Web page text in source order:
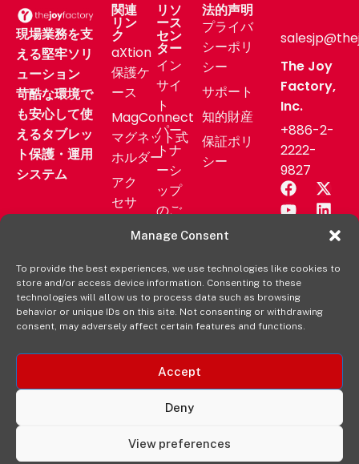
Manage Consent
To provide the best experiences, we use technologies like cookies to
store and/or access device information. Consenting to these
technologies will allow us to process data such as browsing
behavior or unique IDs on this site. Not consenting or withdrawing
consent, may adversely affect certain features and functions.
Accept
Deny
View preferences
現場業務を支
える堅牢ソリ
ューション
苛酷な環境で
も安心して使
えるタブレッ
ト保護・運用
システム
関連
リン
ク
aXtion
保護ケ
ース
MagConnect
マグネット式
ホルダー
アク
セサ
用製
品
aXtion
の各製
品を購
リソ
ース
セン
ター
イン
サイ
ト
パー
トナ
ーシ
ップ
のご
相談
ート
ニュ
ース
ース
販売
元
法的声明
プライバ
シーポリ
シー
サポート
知的財産
保証ポリ
シー
The Joy
Factory,
Inc.
+886-2-
2222-
9827